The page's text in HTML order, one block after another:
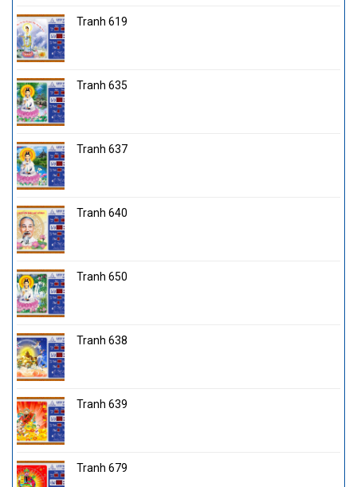
Tranh 619
Tranh 635
Tranh 637
Tranh 640
Tranh 650
Tranh 638
Tranh 639
Tranh 679